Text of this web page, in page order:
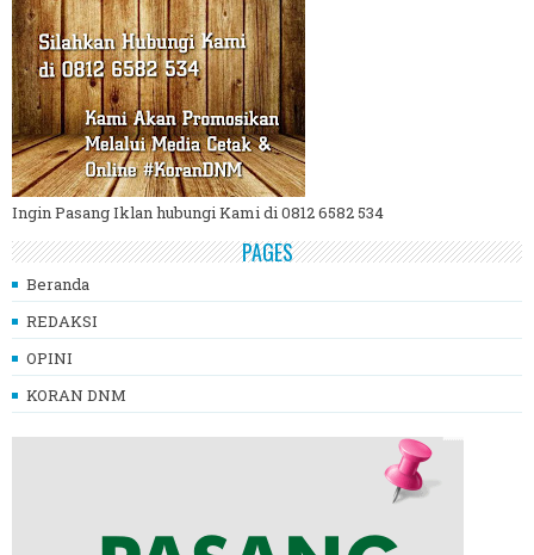
Ingin Pasang Iklan hubungi Kami di 0812 6582 534
PAGES
Beranda
REDAKSI
OPINI
KORAN DNM